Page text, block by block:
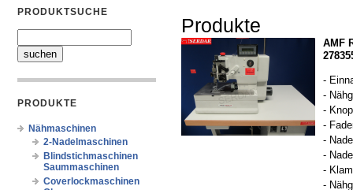
PRODUKTSUCHE
PRODUKTE
Nähmaschinen
2-Nadelmaschinen
Blindstichmaschinen
Saummaschinen
Coverlockmaschinen
Produkte
AMF
-
-
-
-
-
-
-
-